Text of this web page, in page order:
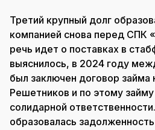
Третий крупный долг
компанией снова перед СПК
речь идет о поставках в
выяснилось, в 2024 году
был заключен договор займа
Решетников и по этому
солидарной
образовалась